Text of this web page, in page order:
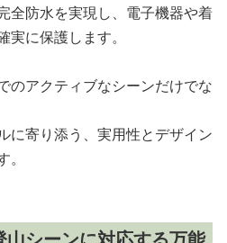
全防水を実現し、電子機器や着
に保護します。
のアクティブなシーンだけでな
に寄り添う、実用性とデザイン